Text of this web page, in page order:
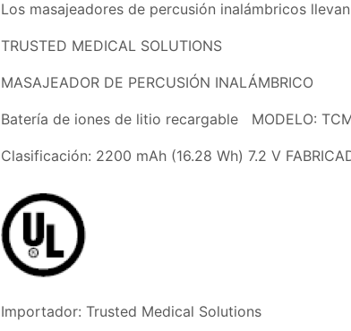
Los masajeadores de percusión inalámbricos
TRUSTED MEDICAL SOLUTIONS
MASAJEADOR DE PERCUSIÓN INALÁMBRICO
Batería de iones de litio recargable MODELO:
Clasificación: 2200 mAh (16.28 Wh) 7.2 V
Importador: Trusted Medical Solutions